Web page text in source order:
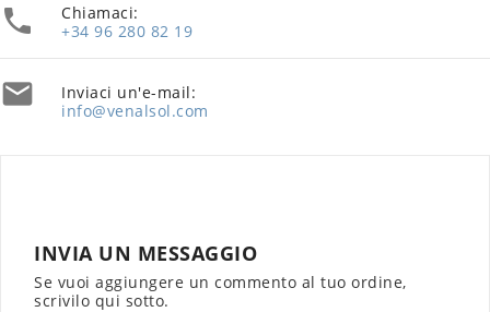

Chiamaci:
+34 96 280 82 19

Inviaci un'e-mail:
info@venalsol.com
INVIA UN MESSAGGIO
Se vuoi aggiungere un commento al tuo ordine,
scrivilo qui sotto.